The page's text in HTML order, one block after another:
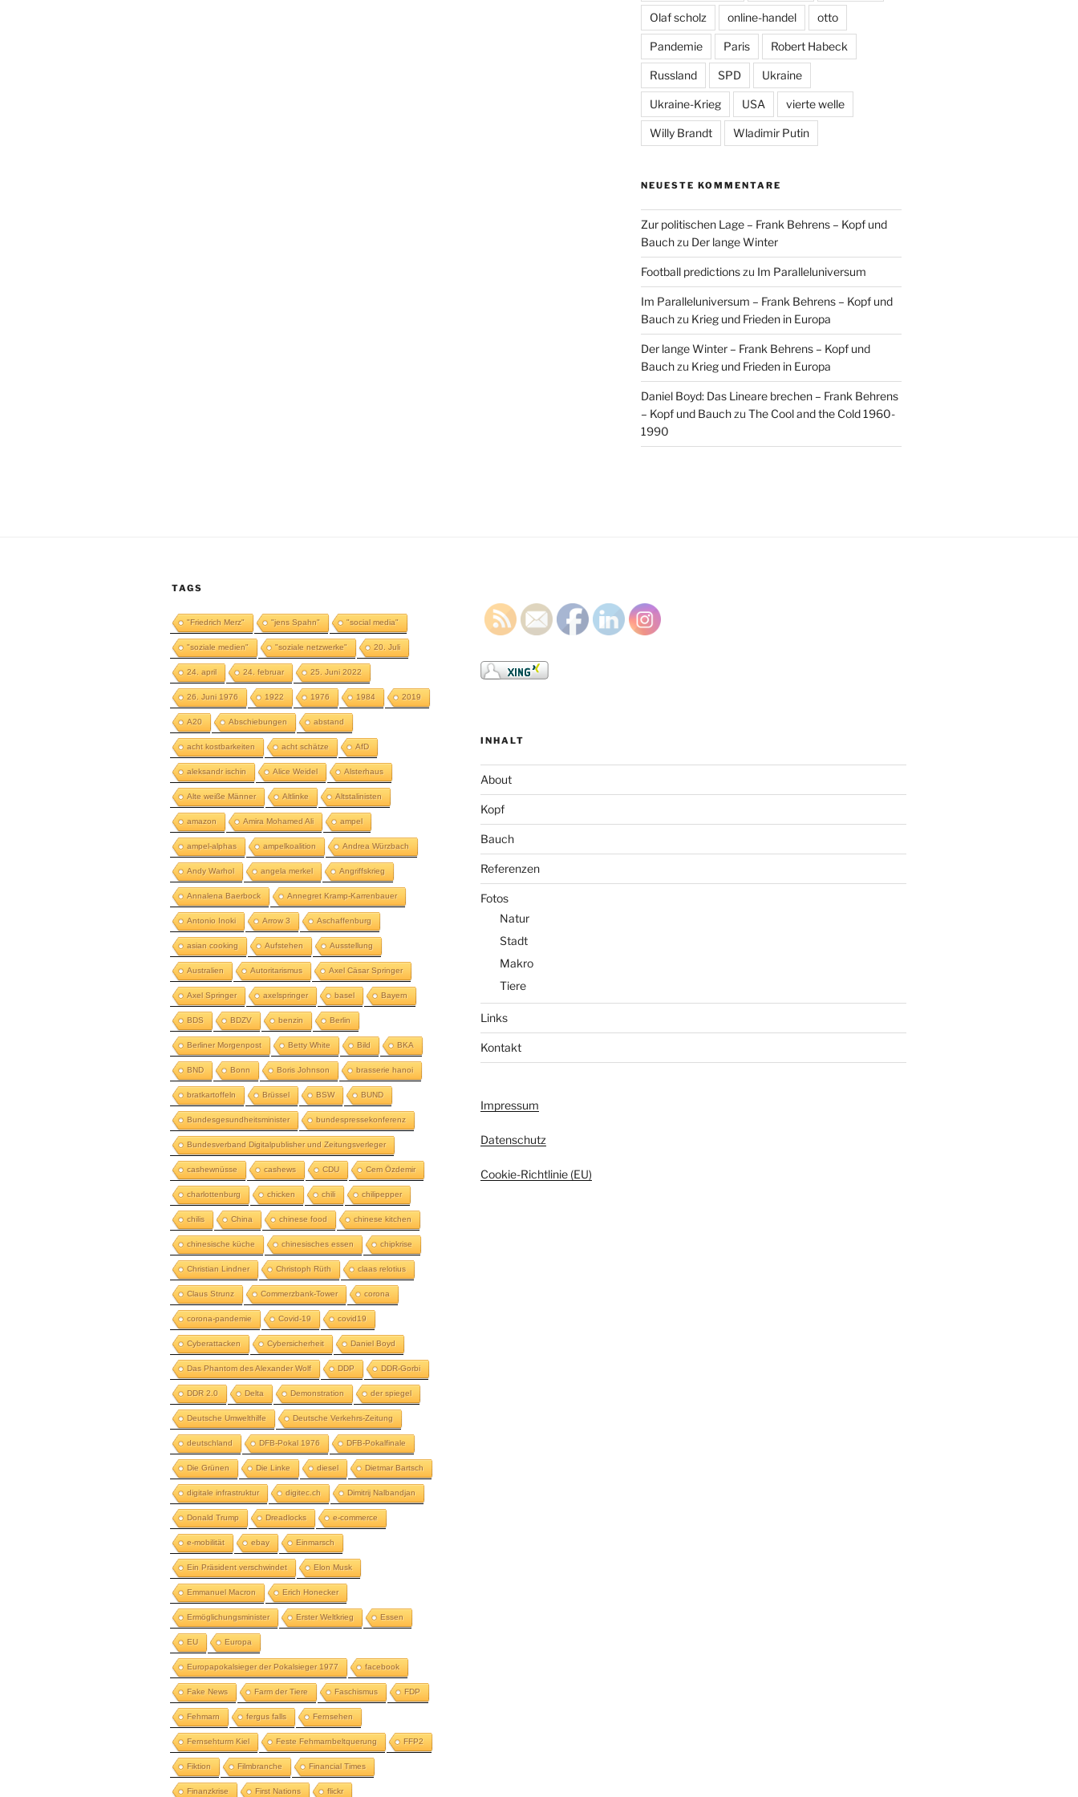
Olaf scholz online-handel otto
Pandemie Paris Robert Habeck
Russland SPD Ukraine
Ukraine-Krieg USA vierte welle
Willy Brandt Wladimir Putin
NEUESTE KOMMENTARE
Zur politischen Lage – Frank Behrens – Kopf und
Bauchzu Der lange Winter
Football predictionszu Im Paralleluniversum
Im Paralleluniversum – Frank Behrens – Kopf und
Bauchzu Krieg und Frieden in Europa
Der lange Winter – Frank Behrens – Kopf und
Bauchzu Krieg und Frieden in Europa
Daniel Boyd: Das Lineare brechen – Frank Behrens
– Kopf und Bauchzu The Cool and the Cold 1960-
1990
TAGS
"Friedrich Merz" "jens Spahn" "social media"
"soziale medien" "soziale netzwerke" 20. Juli
24. april 24. februar 25. Juni 2022
26. Juni 1976 1922 1976 1984 2019
A20 Abschiebungen abstand
acht kostbarkeiten acht schätze AfD
aleksandr ischin Alice Weidel Alsterhaus
Alte weiße Männer Altlinke Altstalinisten
amazon Amira Mohamed Ali ampel
ampel-alphas ampelkoalition Andrea Würzbach
Andy Warhol angela merkel Angriffskrieg
Annalena Baerbock Annegret Kramp-Karrenbauer
Antonio Inoki Arrow 3 Aschaffenburg
asian cooking Aufstehen Ausstellung
Australien Autoritarismus Axel Cäsar Springer
Axel Springer axelspringer basel Bayern
BDS BDZV benzin Berlin
Berliner Morgenpost Betty White Bild BKA
BND Bonn Boris Johnson brasserie hanoi
bratkartoffeln Brüssel BSW BUND
Bundesgesundheitsminister bundespressekonferenz
Bundesverband Digitalpublisher und Zeitungsverleger
cashewnüsse cashews CDU Cem Özdemir
charlottenburg chicken chili chilipepper
chilis China chinese food chinese kitchen
chinesische küche chinesisches essen chipkrise
Christian Lindner Christoph Rüth claas relotius
Claus Strunz Commerzbank-Tower corona
corona-pandemie Covid-19 covid19
Cyberattacken Cybersicherheit Daniel Boyd
Das Phantom des Alexander Wolf DDP DDR-Gorbi
DDR 2.0 Delta Demonstration der spiegel
Deutsche Umwelthilfe Deutsche Verkehrs-Zeitung
deutschland DFB-Pokal 1976 DFB-Pokalfinale
Die Grünen Die Linke diesel Dietmar Bartsch
digitale infrastruktur digitec.ch Dimitrij Nalbandjan
Donald Trump Dreadlocks e-commerce
e-mobilität ebay Einmarsch
Ein Präsident verschwindet Elon Musk
Emmanuel Macron Erich Honecker
Ermöglichungsminister Erster Weltkrieg Essen
EU Europa
Europapokalsieger der Pokalsieger 1977 facebook
Fake News Farm der Tiere Faschismus FDP
Fehmarn fergus falls Fernsehen
Fernsehturm Kiel Feste Fehmarnbeltquerung FFP2
Fiktion Filmbranche Financial Times
Finanzkrise First Nations flickr
INHALT
About
Kopf
Bauch
Referenzen
Fotos
Natur
Stadt
Makro
Tiere
Links
Kontakt
Impressum
Datenschutz
Cookie-Richtlinie (EU)